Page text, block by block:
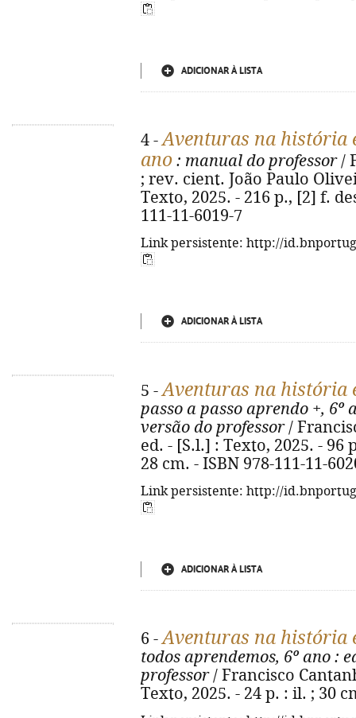
ADICIONAR À LISTA
4 -Aventuras na história
ano : manual do professor/
; rev. cient. João Paulo
Texto, 2025. - 216 p., [2] f.
111-11-6019-7
Link persistente: http://
ADICIONAR À LISTA
5 -Aventuras na história
passo a passo aprendo +, 6º
versão do professor/
ed. - [S.l.] : Texto, 2025. -
28 cm. - ISBN 978-111-11-
Link persistente: http://
ADICIONAR À LISTA
6 -Aventuras na história
todos aprendemos, 6º ano :
professor/ Francisco
Texto, 2025. - 24 p. : il. ; 30